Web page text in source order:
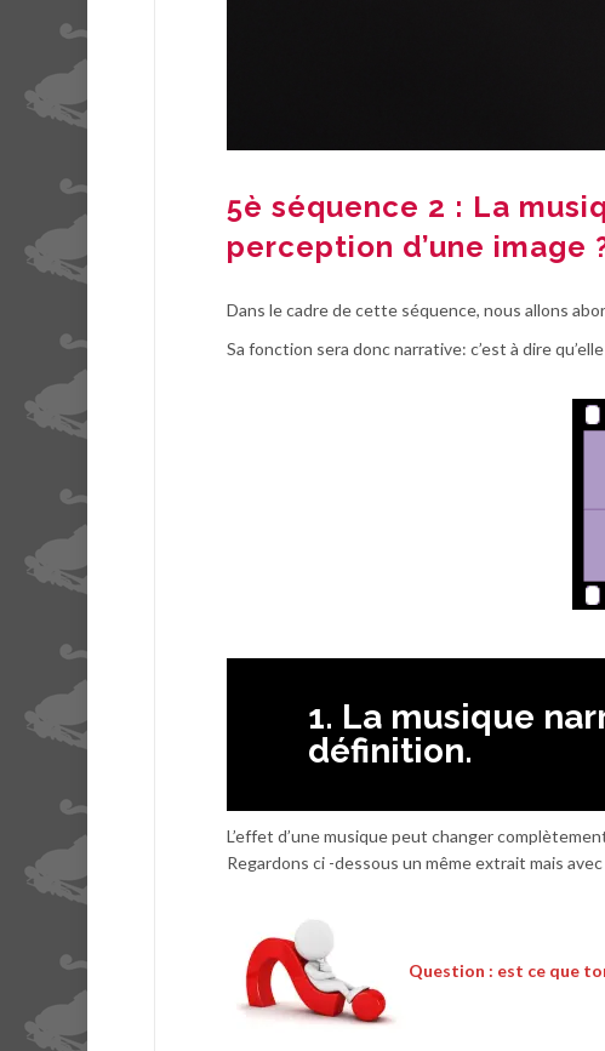
5è séquence 2 : La
perception d’une image
Dans le cadre de cette séquence, nous allons
Sa fonction sera donc narrative: c’est à dire
1. La musique
définition.
L’effet d’une musique peut changer
Regardons ci -dessous un même extrait mais
Question : est ce que